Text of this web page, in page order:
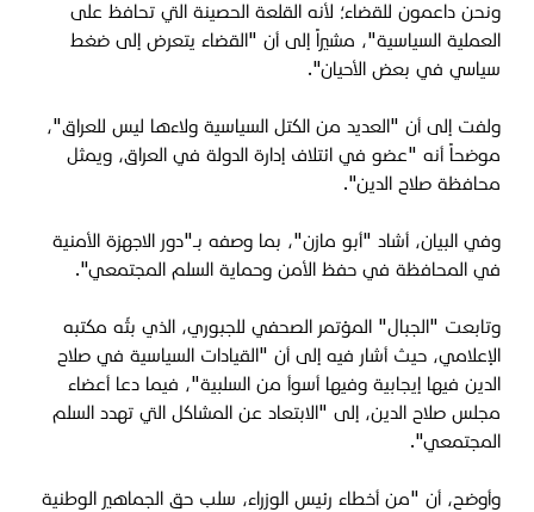
ونحن داعمون للقضاء؛ لأنه القلعة الحصينة التي تحافظ على
العملية السياسية"، مشيراً إلى أن "القضاء يتعرض إلى ضغط
سياسي في بعض الأحيان".
ولفت إلى أن "العديد من الكتل السياسية ولاءها ليس للعراق"،
موضحاً أنه "عضو في ائتلاف إدارة الدولة في العراق، ويمثل
محافظة صلاح الدين".
وفي البيان، أشاد "أبو مازن"، بما وصفه بـ"دور الاجهزة الأمنية
في المحافظة في حفظ الأمن وحماية السلم المجتمعي".
وتابعت "الجبال" المؤتمر الصحفي للجبوري، الذي بثّه مكتبه
الإعلامي، حيث أشار فيه إلى أن "القيادات السياسية في صلاح
الدين فيها إيجابية وفيها أسوأ من السلبية"، فيما دعا أعضاء
مجلس صلاح الدين، إلى "الابتعاد عن المشاكل التي تهدد السلم
المجتمعي".
وأوضح، أن "من أخطاء رئيس الوزراء، سلب حق الجماهير الوطنية